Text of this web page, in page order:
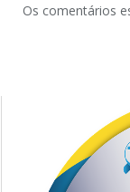
Os comentários